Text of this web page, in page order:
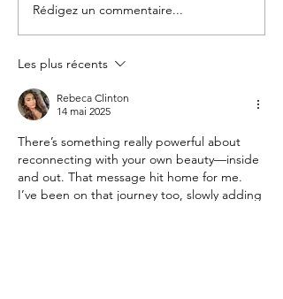
Potage chou-fleur et pommes de
terre avec garniture fumée et épicée
Rédigez un commentaire...
Les plus récents
Rebeca Clinton
14 mai 2025
There’s something really powerful about
reconnecting with your own beauty—inside
and out. That message hit home for me.
I’ve been on that journey too, slowly adding